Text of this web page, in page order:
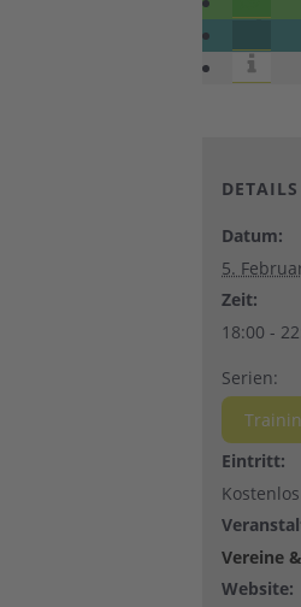
DETAILS
Datum:
5.
Zeit:
18:00 -
Serien:
Eintritt:
Kostenlos
Vereine
Website: